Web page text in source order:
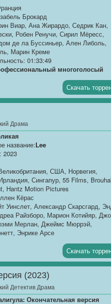
Брокард
Виар, Ана Жирардо, Седрик Кан,
Робен Ренучи, Сирил Мёресс,
де ла Буссиньер, Ален Либоль,
Марин Креме
01:33:49
многоголосый
GB
стремится...[/AlphaProject]
Скачать
Драма
название:Lee
2023
США, Норвегия,
Сингапур, 55 Films,
Hantz Motion Pictures
Кёрас
Уинслет, Александр Скарсгард,
Райзборо, Марион Котийяр,
Мерлан, Джеймс Мюррэй,
Энрике Арсе
многоголосый
Скачать
(2023)
Детектив Драма
Окончательная версия